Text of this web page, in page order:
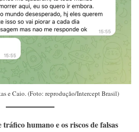
e Caio. (Foto: reprodução/Intercept Brasil)
tráfico humano e os riscos de falsas